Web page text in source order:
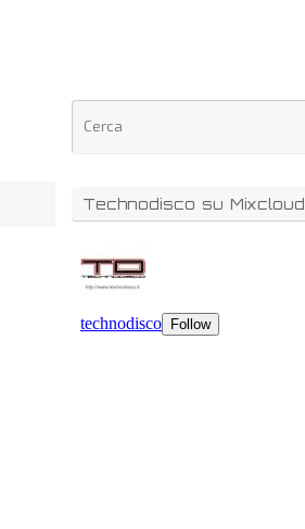
Technodisco su Mixcloud